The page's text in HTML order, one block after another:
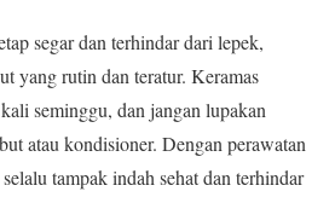
segar dan terhindar dari lepek,
yang rutin dan teratur. Keramas
seminggu, dan jangan lupakan
atau kondisioner. Dengan perawatan
tampak indah sehat dan terhindar